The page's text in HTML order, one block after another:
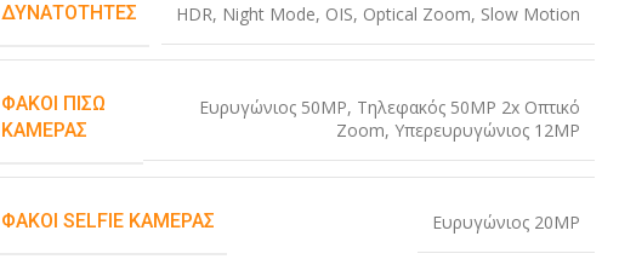
ΔΥΝΑΤΌΤΗΤΕΣ HDR, Night Mode, OIS, Optical Zoom, Slow Motion
ΦΑΚΟΊ ΠΊΣΩ
ΚΆΜΕΡΑΣ
Ευρυγώνιος 50MP, Τηλεφακός 50MP 2x Οπτικό
Zoom, Υπερευρυγώνιος 12MP
ΦΑΚΟΊ SELFIE ΚΆΜΕΡΑΣ Ευρυγώνιος 20MP